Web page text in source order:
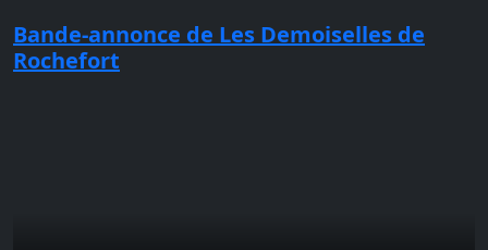
Bande-annonce de Les Demoiselles de
Rochefort